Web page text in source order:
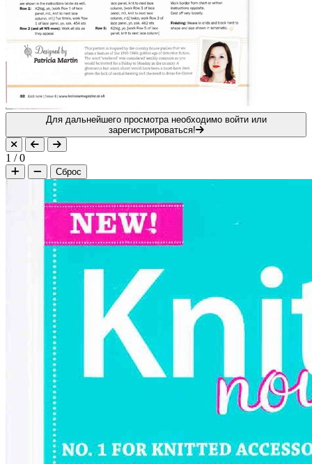
Для дальнейшего просмотра необходимо войти или
зарегистрироваться!
1 /0
Сброс